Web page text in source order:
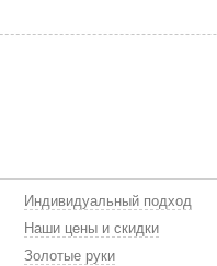
Индивидуальный подход
Наши цены и скидки
Золотые руки